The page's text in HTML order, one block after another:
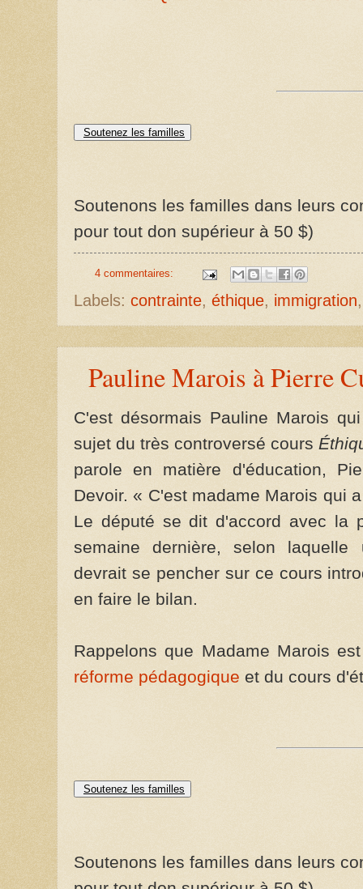
Soutenez les familles
Soutenons les familles dans leurs
pour tout don supérieur à 50 $)
4 commentaires:
Labels: contrainte, éthique, immigration
Pauline Marois à Pierre
C'est désormais Pauline Marois
sujet du très controversé cours
parole en matière d'éducation,
Devoir. « C'est madame Marois qui
Le député se dit d'accord avec la
semaine dernière, selon laquelle
devrait se pencher sur ce cours
en faire le bilan.
Rappelons que Madame Marois
réforme pédagogique et du cours
Soutenez les familles
Soutenons les familles dans leurs